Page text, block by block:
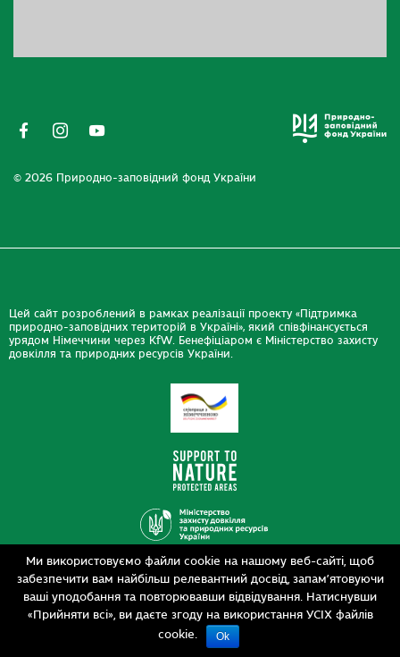
Ми використовуємо файли cookie на нашому веб-сайті, щоб
забезпечити вам найбільш релевантний досвід, запам’ятовуючи
ваші уподобання та повторювавши відвідування. Натиснувши
«Прийняти всі», ви даєте згоду на використання УСІХ файлів
cookie.
Ok
© 2026 Природно-заповідний фонд України
Цей сайт розроблений в рамках реалізації проекту «Підтримка
природно-заповідних територій в Україні», який співфінансується
урядом Німеччини через KfW. Бенефіціаром є Міністерство захисту
довкілля та природних ресурсів України.
Дизайн
Розробка
siteGist